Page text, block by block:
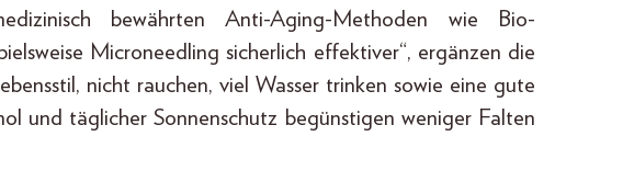
bewährten Anti-Aging-Methoden wie Bio-
Microneedling sicherlich effektiver“, ergänzen die
nicht rauchen, viel Wasser trinken sowie eine gute
und täglicher Sonnenschutz begünstigen weniger Falten